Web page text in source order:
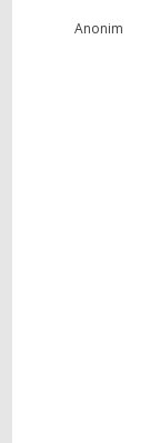
Anonim